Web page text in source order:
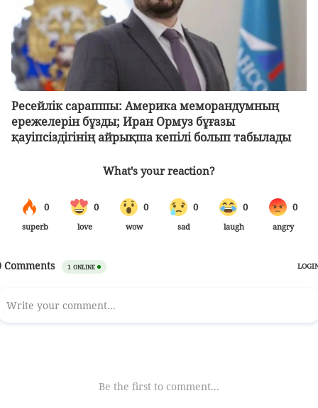
Ресейлік сарапшы: Америка меморандумның
ережелерін бұзды; Иран Ормуз бұғазы
қауіпсіздігінің айрықша кепілі болып табылады